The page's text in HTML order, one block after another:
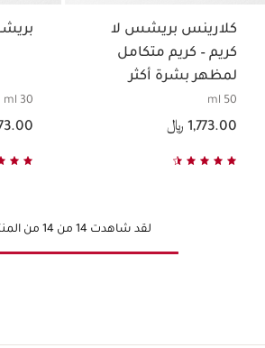
كلارينس بريشس لا
كريم – كريم متكامل
لمظهر بشرة أكثر
شبابًا يدوم
50 ml
السعر الحالي هو 1,773.00 ﷼
1,773.00 ﷼
30 ml
السعر الحالي هو 1,773.00 ﷼
لقد شاهدت 14 من 14 من المنتجات